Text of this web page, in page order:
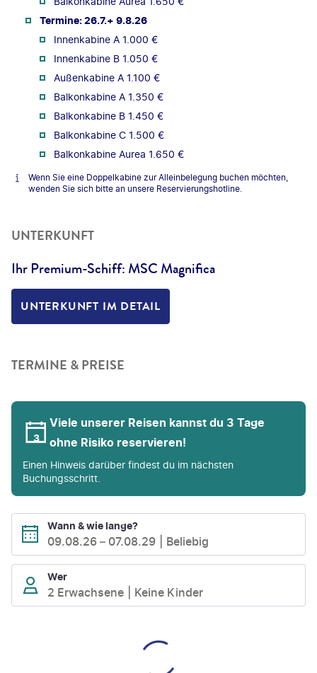
Termine: 26.7.+ 9.8.26
Innenkabine A 1.000 €
Innenkabine B 1.050 €
Außenkabine A 1.100 €
Balkonkabine A 1.350 €
Balkonkabine B 1.450 €
Balkonkabine C 1.500 €
Balkonkabine Aurea 1.650 €
Wenn Sie eine Doppelkabine zur Alleinbelegung buchen möchten,
wenden Sie sich bitte an unsere Reservierungshotline.
UNTERKUNFT
Ihr Premium-Schiff: MSC Magnifica
UNTERKUNFT IM DETAIL
TERMINE & PREISE
Viele unserer Reisen kannst du 3 Tage
ohne Risiko reservieren!
Einen Hinweis darüber findest du im nächsten
Buchungsschritt.
Wann & wie lange?
09.08.26 – 07.08.29 Beliebig
Wer
2 Erwachsene Keine Kinder